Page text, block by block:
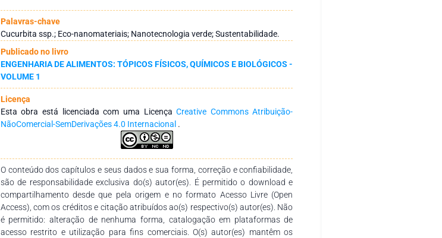
superfície rugosa e distribuição uniforme do elemento manganês, com
formação de óxidos mostrando oxigênio (44,4%) e manganês (29%) como
componentes majoritários. Foi observado, no espectro FTIR e no espectro
Raman, picos relacionados à presença da ligação Mn-O. A técnica de difração
sugere uma estrutura amorfa para as nanopartículas. A análise TGA revelou
considerável estabilidade térmica da nanopartícula analisada. Conclusão: A
síntese verde demonstrou ser uma abordagem promissora, destacando a
importância da sustentabilidade na nanotecnologia para o desenvolvimento de
materiais avançados e a preservação ambiental.
Palavras-chave
Cucurbita ssp.; Eco-nanomateriais; Nanotecnologia verde; Sustentabilidade.
Publicado no livro
ENGENHARIA DE ALIMENTOS: TÓPICOS FÍSICOS, QUÍMICOS E BIOLÓGICOS -
VOLUME 1
Licença
Esta obra está licenciada com uma LicençaCreative Commons Atribuição-
NãoComercial-SemDerivações 4.0 Internacional .
O conteúdo dos capítulos e seus dados e sua forma, correção e confiabilidade,
são de responsabilidade exclusiva do(s) autor(es). É permitido o download e
compartilhamento desde que pela origem e no formato Acesso Livre (Open
Access), com os créditos e citação atribuídos ao(s) respectivo(s) autor(es). Não
é permitido: alteração de nenhuma forma, catalogação em plataformas de
acesso restrito e utilização para fins comerciais. O(s) autor(es) mantêm os